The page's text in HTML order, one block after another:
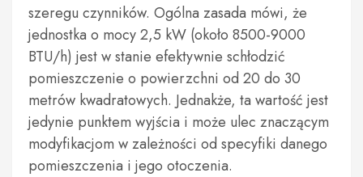
szeregu czynników. Ogólna zasada mówi, że
jednostka o mocy 2,5 kW (około 8500-9000
BTU/h) jest w stanie efektywnie schłodzić
pomieszczenie o powierzchni od 20 do 30
metrów kwadratowych. Jednakże, ta wartość jest
jedynie punktem wyjścia i może ulec znaczącym
modyfikacjom w zależności od specyfiki danego
pomieszczenia i jego otoczenia.